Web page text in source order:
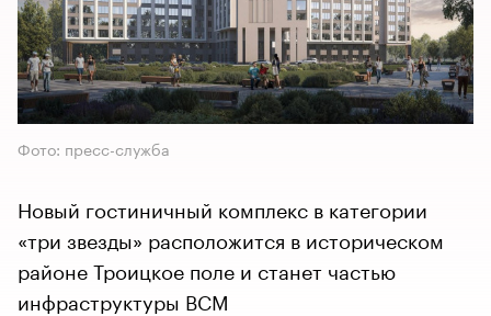
Фото: пресс-служба
Новый гостиничный комплекс в категории
«три звезды» расположится в историческом
районе Троицкое поле и станет частью
инфраструктуры ВСМ